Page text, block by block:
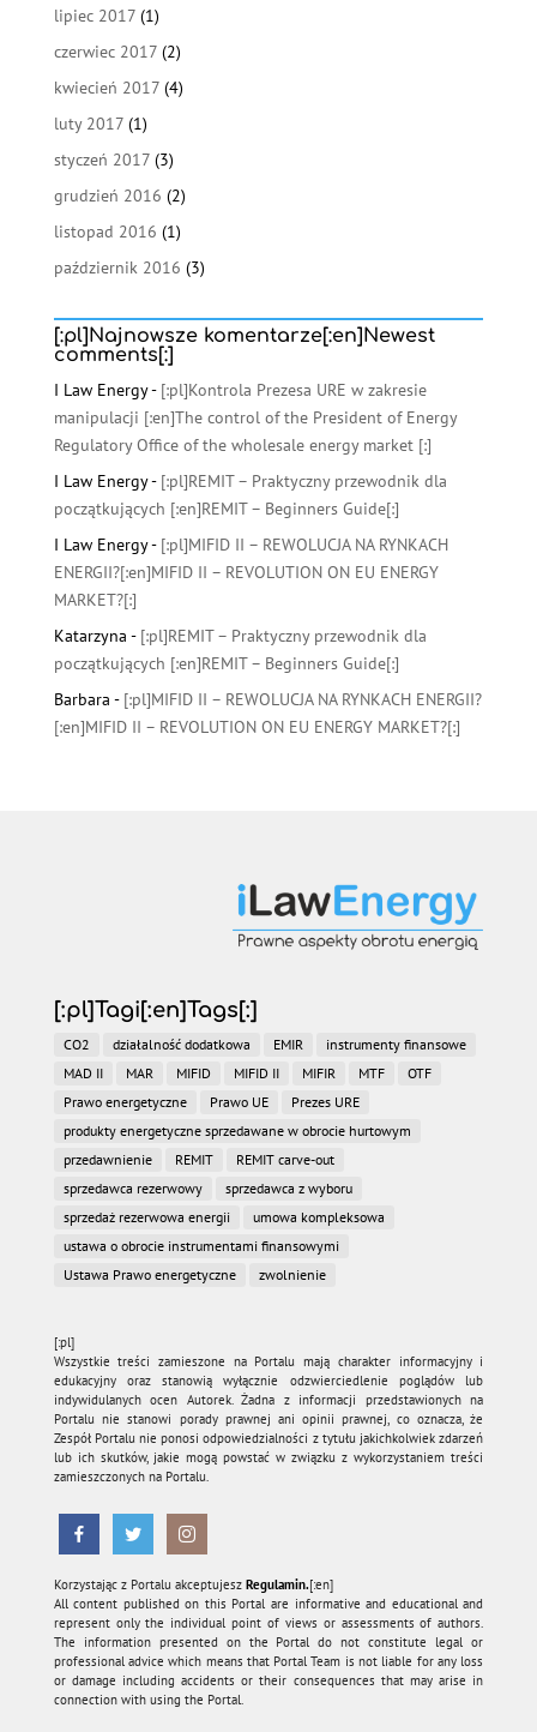
lipiec 2017(1)
czerwiec 2017(2)
kwiecień 2017(4)
luty 2017(1)
styczeń 2017(3)
grudzień 2016 (2)
listopad 2016 (1)
październik 2016 (3)
[:pl]Najnowsze komentarze[:en]Newest
comments[:]
I Law Energy- [:pl]Kontrola Prezesa URE w zakresie
manipulacji [:en]The control of the President of Energy
Regulatory Office of the wholesale energy market [:]
I Law Energy- [:pl]REMIT – Praktyczny przewodnik dla
początkujących [:en]REMIT – Beginners Guide[:]
I Law Energy- [:pl]MIFID II – REWOLUCJA NA RYNKACH
ENERGII?[:en]MIFID II – REVOLUTION ON EU ENERGY
MARKET?[:]
Katarzyna - [:pl]REMIT – Praktyczny przewodnik dla
początkujących [:en]REMIT – Beginners Guide[:]
Barbara - [:pl]MIFID II – REWOLUCJA NA RYNKACH ENERGII?
[:en]MIFID II – REVOLUTION ON EU ENERGY MARKET?[:]
[:pl]Tagi[:en]Tags[:]
CO2 działalność dodatkowa EMIR
instrumenty finansowe
MAD II
MAR MIFID MIFID II MIFIR MTF
OTF
Prawo energetyczne
Prawo UE
Prezes URE
produkty energetyczne sprzedawane w obrocie hurtowym
przedawnienie
REMIT
REMIT carve-out
sprzedawca rezerwowy
sprzedawca z wyboru
sprzedaż rezerwowa energii
umowa kompleksowa
ustawa o obrocie instrumentami finansowymi
Ustawa Prawo energetyczne
zwolnienie
[:pl]
Wszystkie treści zamieszone na Portalu mają charakter informacyjny i
edukacyjny oraz stanowią wyłącznie odzwierciedlenie poglądów lub
indywidulanych ocen Autorek. Żadna z informacji przedstawionych na
Portalu nie stanowi porady prawnej ani opinii prawnej, co oznacza, że
Zespół Portalu nie ponosi odpowiedzialności z tytułu jakichkolwiek zdarzeń
lub ich skutków, jakie mogą powstać w związku z wykorzystaniem treści
zamieszczonych na Portalu.
Korzystając z Portalu akceptujesz Regulamin.[:en]
All content published on this Portal are informative and educational and
represent only the individual point of views or assessments of authors.
The information presented on the Portal do not constitute legal or
professional advice which means that Portal Team is not liable for any loss
or damage including accidents or their consequences that may arise in
connection with using the Portal.